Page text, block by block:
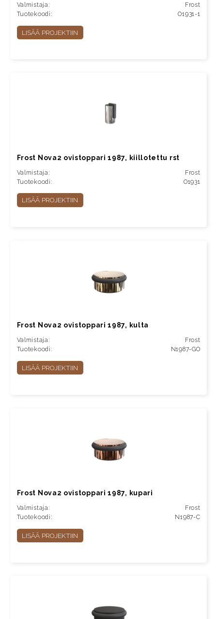
Valmistaja:
Frost
Tuotekoodi:
O1931-1
LISÄÄ PROJEKTIIN
Frost Nova2 ovistoppari 1987, kiillotettu rst
Valmistaja:
Frost
Tuotekoodi:
O1931
LISÄÄ PROJEKTIIN
Frost Nova2 ovistoppari 1987, kulta
Valmistaja:
Frost
Tuotekoodi:
N1987-GO
LISÄÄ PROJEKTIIN
Frost Nova2 ovistoppari 1987, kupari
Valmistaja:
Frost
Tuotekoodi:
N1987-C
LISÄÄ PROJEKTIIN